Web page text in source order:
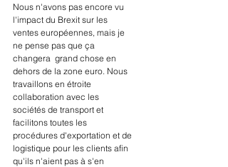
Nous n'avons pas encore vu
l'impact du Brexit sur les
ventes européennes, mais je
ne pense pas que ça
changera  grand chose en
dehors de la zone euro. Nous
travaillons en étroite
collaboration avec les
sociétés de transport et
facilitons toutes les
procédures d'exportation et de
logistique pour les clients afin
qu'ils n'aient pas à s'en